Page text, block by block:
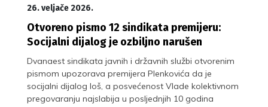
26. veljače 2026.
Otvoreno pismo 12 sindikata premijeru:
Socijalni dijalog je ozbiljno narušen
Dvanaest sindikata javnih i državnih službi otvorenim
pismom upozorava premijera Plenkovića da je
socijalni dijalog loš, a posvećenost Vlade kolektivnom
pregovaranju najslabija u posljednjih 10 godina